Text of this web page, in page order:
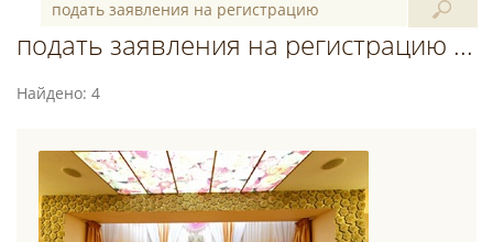
подать заявления на регистрацию - поиск в каталоге
Найдено: 4